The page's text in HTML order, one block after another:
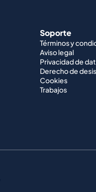
Soporte
Términos y
Aviso legal
Privacidad de
Derecho de
Cookies
Trabajos